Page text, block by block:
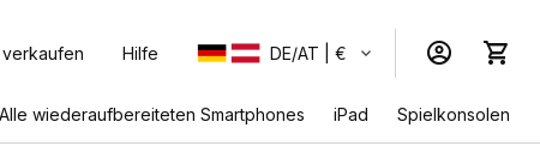
verkaufen Hilfe DE/AT | €
Alle wiederaufbereiteten Smartphones iPad Spielkonsolen